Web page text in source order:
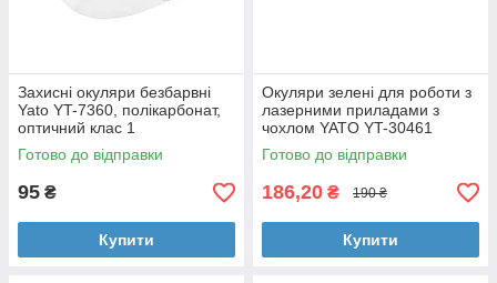
Захисні окуляри безбарвні
Yato YT-7360, полікарбонат,
оптичний клас 1
Готово до відправки
95 ₴
Купити
Окуляри зелені для роботи з
лазерними приладами з
чохлом YATO YT-30461
Готово до відправки
186,20 ₴ 190 ₴
Купити